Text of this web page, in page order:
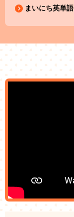
まいにち英単語